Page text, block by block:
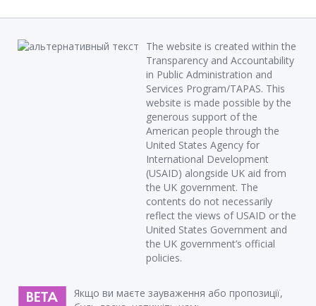
The website is created within the
Transparency and Accountability
in Public Administration and
Services Program/TAPAS. This
website is made possible by the
generous support of the
American people through the
United States Agency for
International Development
(USAID) alongside UK aid from
the UK government. The
contents do not necessarily
reflect the views of USAID or the
United States Government and
the UK government’s official
policies.
Якщо ви маєте зауваження або пропозиції,